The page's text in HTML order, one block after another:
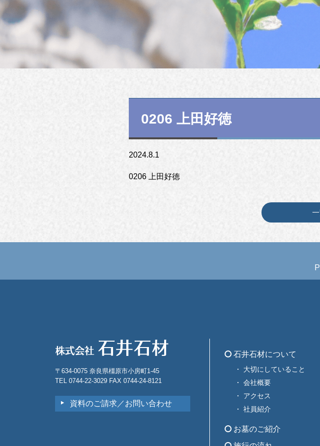
0206 上田好徳
2024.8.1
0206 上田好徳
〒634-0075 奈良県橿原市小房町1-45
TEL 0744-22-3029 FAX 0744-24-8121
資料のご請求／お問い合わせ
石井石材について
大切にしていること
会社概要
アクセス
社員紹介
お墓のご紹介